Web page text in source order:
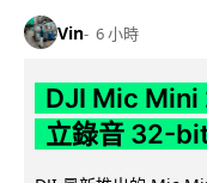
Vin 6 小時
DJI Mic Mini
立錄音 32-